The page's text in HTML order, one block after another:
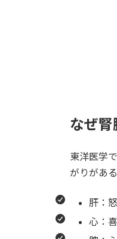
なぜ
東洋医学
がりがある
肝：
心：